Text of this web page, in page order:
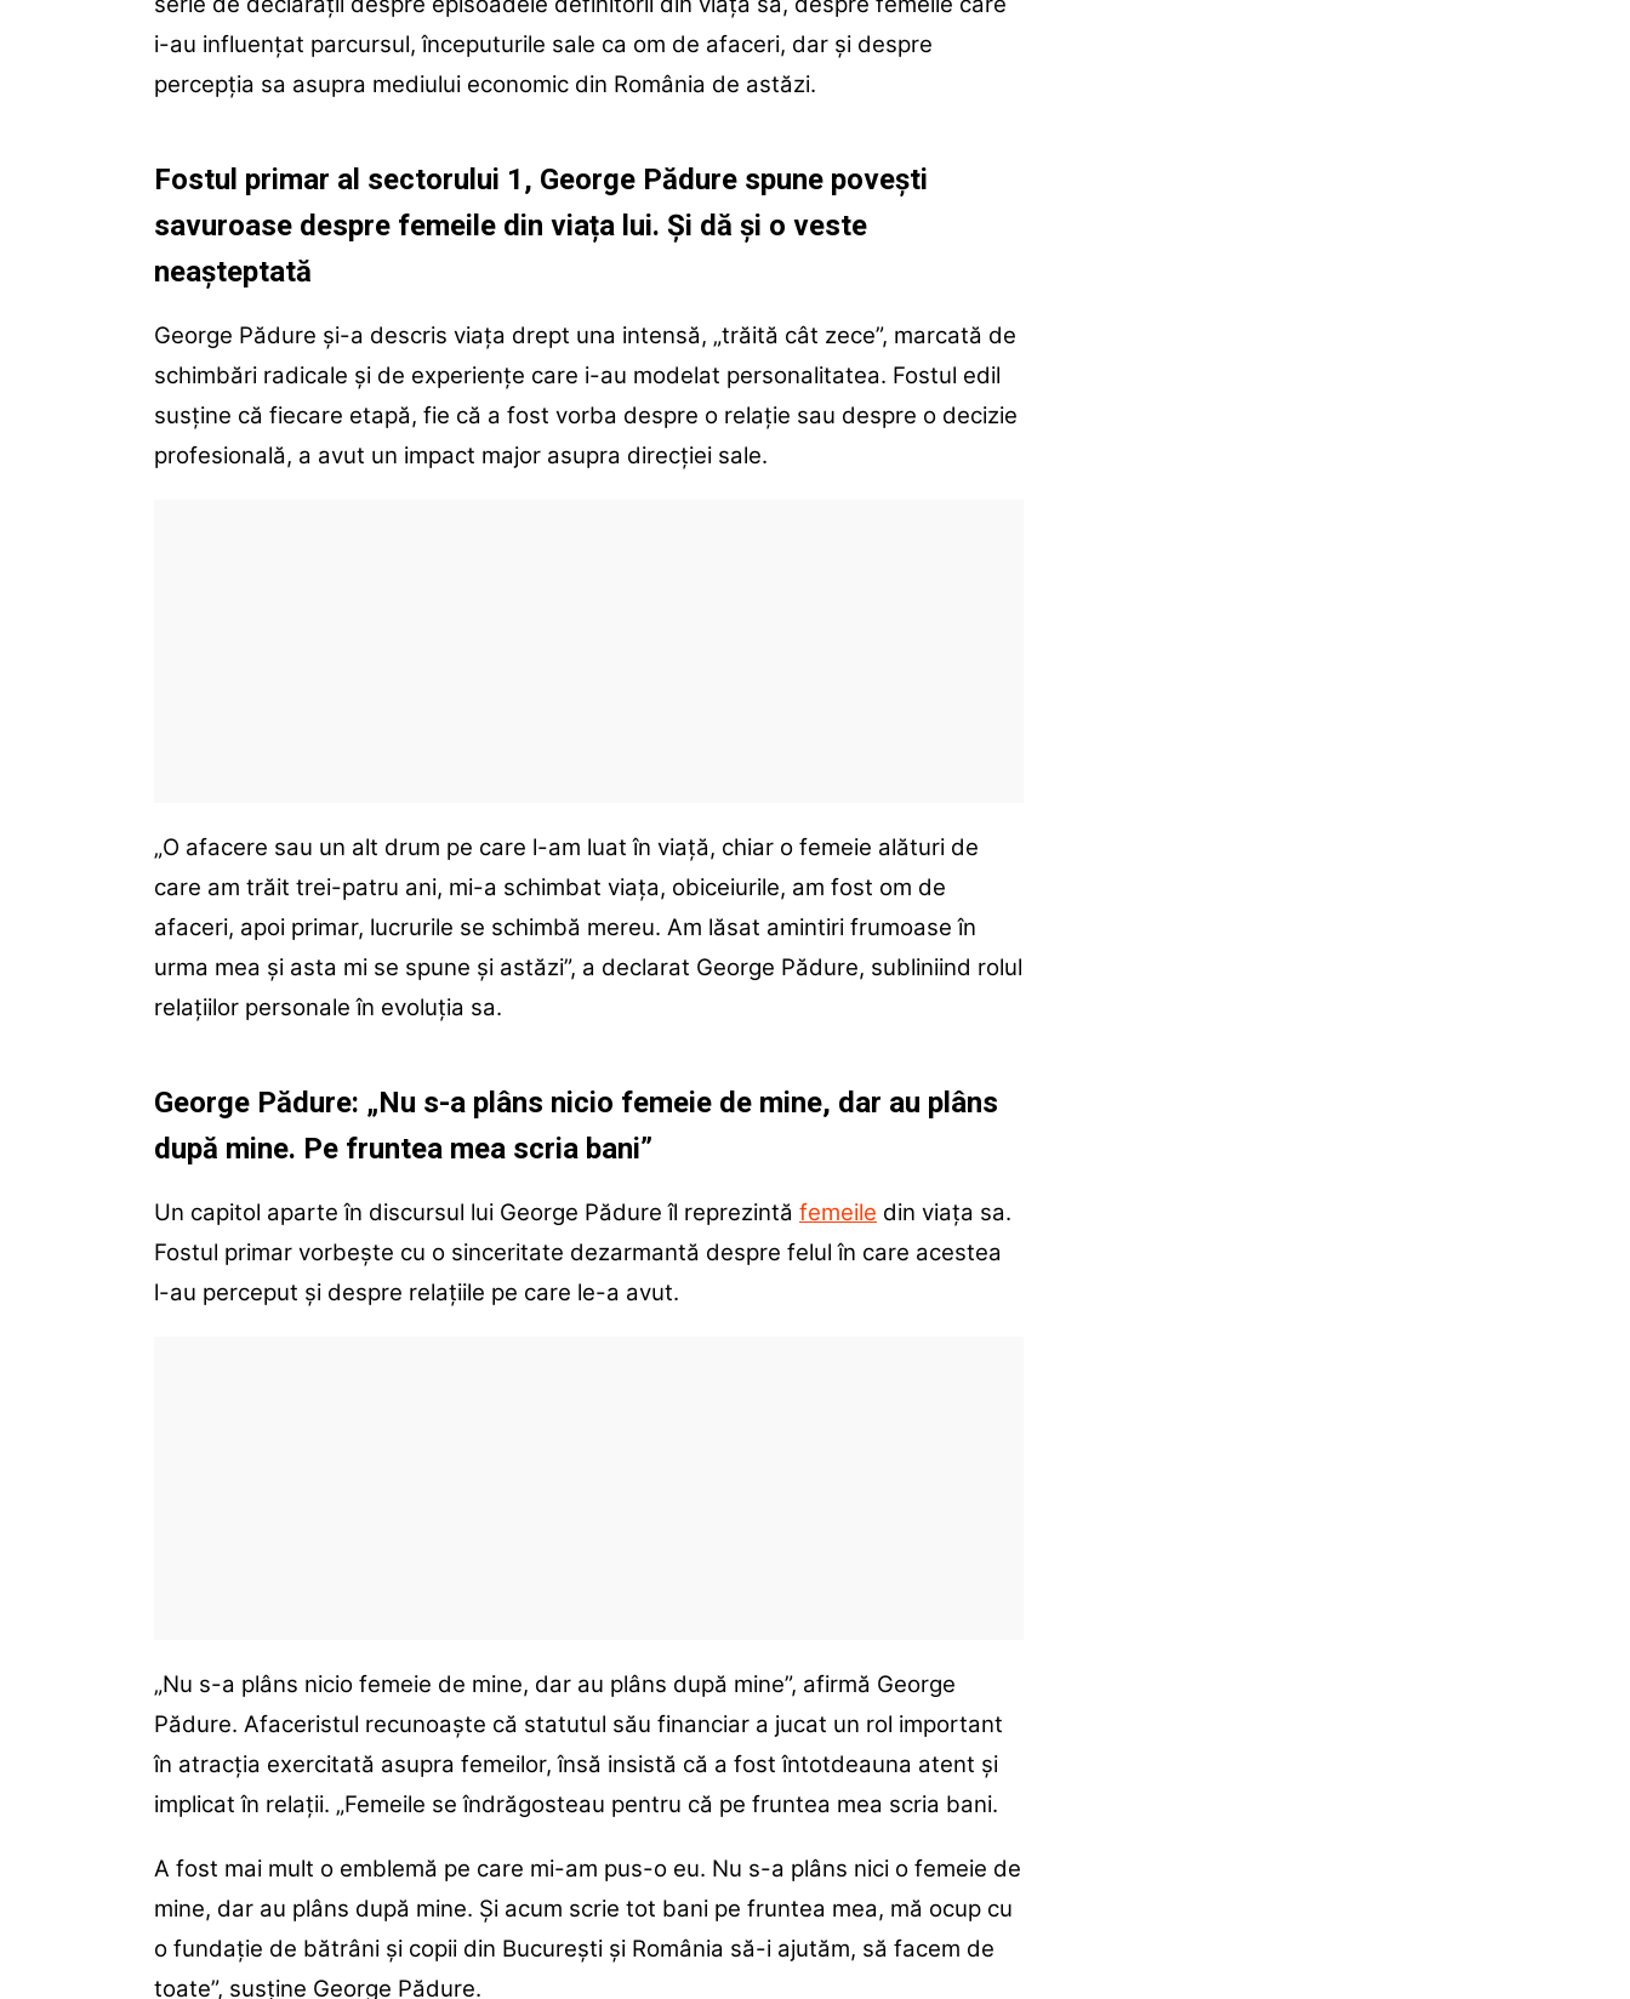
i-au influențat parcursul, începuturile sale ca om de afaceri, dar și despre
percepția sa asupra mediului economic din România de astăzi.
Fostul primar al sectorului 1, George Pădure spune povești
savuroase despre femeile din viața lui. Și dă și o veste
neașteptată
George Pădure și-a descris viața drept una intensă, „trăită cât zece”, marcată de
schimbări radicale și de experiențe care i-au modelat personalitatea. Fostul edil
susține că fiecare etapă, fie că a fost vorba despre o relație sau despre o decizie
profesională, a avut un impact major asupra direcției sale.
„O afacere sau un alt drum pe care l-am luat în viață, chiar o femeie alături de
care am trăit trei-patru ani, mi-a schimbat viața, obiceiurile, am fost om de
afaceri, apoi primar, lucrurile se schimbă mereu. Am lăsat amintiri frumoase în
urma mea și asta mi se spune și astăzi”, a declarat George Pădure, subliniind rolul
relațiilor personale în evoluția sa.
George Pădure: „Nu s-a plâns nicio femeie de mine, dar au plâns
după mine. Pe fruntea mea scria bani”
Un capitol aparte în discursul lui George Pădure îl reprezintă femeile din viața sa.
Fostul primar vorbește cu o sinceritate dezarmantă despre felul în care acestea
l-au perceput și despre relațiile pe care le-a avut.
„Nu s-a plâns nicio femeie de mine, dar au plâns după mine”, afirmă George
Pădure. Afaceristul recunoaște că statutul său financiar a jucat un rol important
în atracția exercitată asupra femeilor, însă insistă că a fost întotdeauna atent și
implicat în relații. „Femeile se îndrăgosteau pentru că pe fruntea mea scria bani.
A fost mai mult o emblemă pe care mi-am pus-o eu. Nu s-a plâns nici o femeie de
mine, dar au plâns după mine. Și acum scrie tot bani pe fruntea mea, mă ocup cu
o fundație de bătrâni și copii din București și România să-i ajutăm, să facem de
toate”, susține George Pădure.